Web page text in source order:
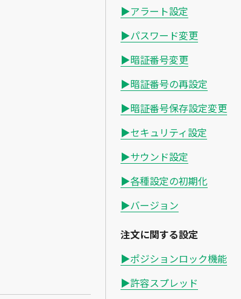
▶アラート設定
▶パスワード変更
▶暗証番号変更
▶暗証番号の再設定
▶暗証番号保存設定変更
▶セキュリティ設定
▶サウンド設定
▶各種設定の初期化
▶バージョン
注文に関する設定
▶ポジションロック機能
▶許容スプレッド